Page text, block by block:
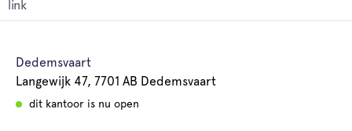
link
Dedemsvaart
Langewijk 47, 7701 AB Dedemsvaart
dit kantoor is nu open